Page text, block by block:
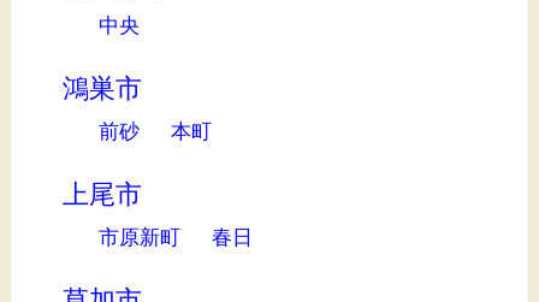
中央
鴻巣市
前砂 本町
上尾市
市原新町 春日